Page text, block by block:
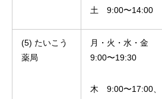
土 9:00〜14:00
(5) たいこう
薬局
月・火・水・金
9:00〜19:30
木 9:00〜17:00、